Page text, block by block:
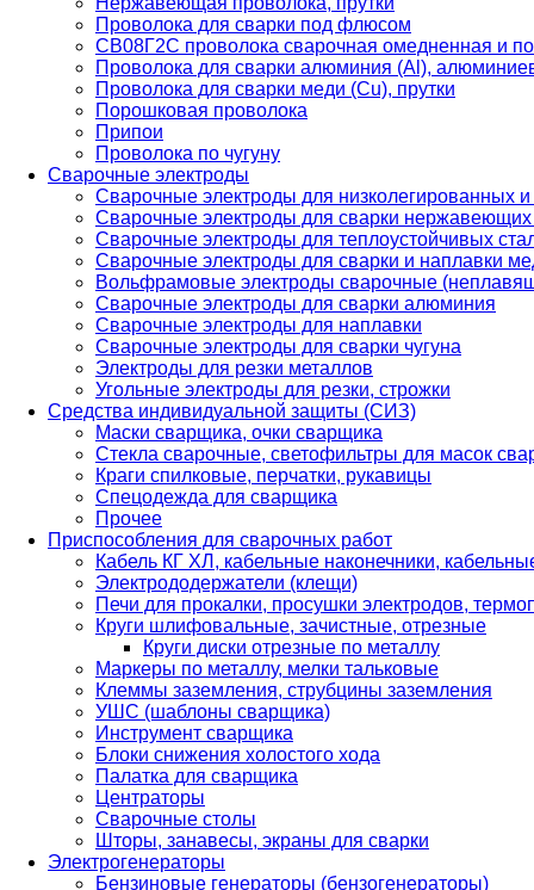
Проволока для сварки под флюсом
СВ08Г2С проволока сварочная омедненная и
Проволока для сварки алюминия (Al),
Проволока для сварки меди (Cu), прутки
Порошковая проволока
Припои
Проволока по чугуну
Сварочные электроды
Сварочные электроды для низколегированных и
Сварочные электроды для сварки
Сварочные электроды для теплоустойчивых
Сварочные электроды для сварки и наплавки
Вольфрамовые электроды сварочные
Сварочные электроды для сварки алюминия
Сварочные электроды для наплавки
Сварочные электроды для сварки чугуна
Электроды для резки металлов
Угольные электроды для резки, строжки
Средства индивидуальной защиты (СИЗ)
Маски сварщика, очки сварщика
Стекла сварочные, светофильтры для масок
Краги спилковые, перчатки, рукавицы
Спецодежда для сварщика
Прочее
Приспособления для сварочных работ
Кабель КГ ХЛ, кабельные наконечники,
Электрододержатели (клещи)
Печи для прокалки, просушки электродов,
Круги шлифовальные, зачистные, отрезные
Круги диски отрезные по металлу
Маркеры по металлу, мелки тальковые
Клеммы заземления, струбцины заземления
УШС (шаблоны сварщика)
Инструмент сварщика
Блоки снижения холостого хода
Палатка для сварщика
Центраторы
Сварочные столы
Шторы, занавесы, экраны для сварки
Электрогенераторы
Бензиновые генераторы (бензогенераторы)